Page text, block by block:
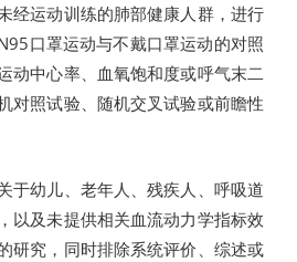
经运动训练的肺部健康人群，进行
口罩运动与不戴口罩运动的对照
动中心率、血氧饱和度或呼气末二
对照试验、随机交叉试验或前瞻性
于幼儿、老年人、残疾人、呼吸道
以及未提供相关血流动力学指标效
研究，同时排除系统评价、综述或